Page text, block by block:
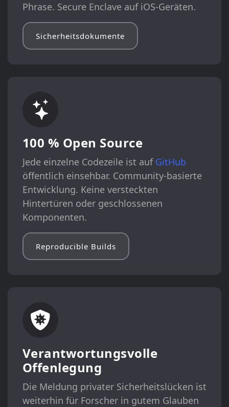
Phrase. Secure Enclave auf iOS-Geräten.
Sicherheitsdokumente
100 % Open Source
Jede einzelne Codezeile ist auf GitHub
öffentlich einsehbar. Community-basierte
Entwicklung. Keine versteckten
Hintertüren oder geschlossenen
Komponenten.
Reproducible Builds
Verantwortungsvolle
Offenlegung
Die Meldung privater Sicherheitslücken ist
weiterhin für Forscher in gutem Glauben